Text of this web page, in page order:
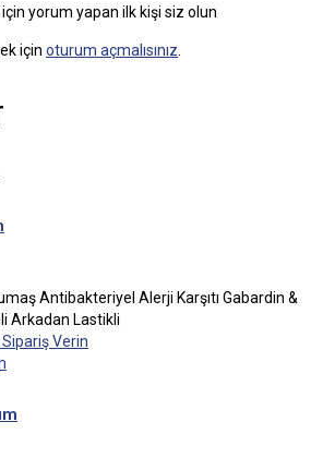
için yorum yapan ilk kişi siz olun
için oturum açmalısınız
Antibakteriyel Alerji Karşıtı Gabardin &
Arkadan Lastikli
Verin